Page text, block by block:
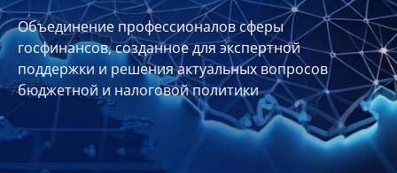
Совет
Союза
Участники
Планы
отчеты
Контакты
Объединение профессионалов сферы
госфинансов, созданное для экспертной
поддержки и решения актуальных вопросов
бюджетной и налоговой политики